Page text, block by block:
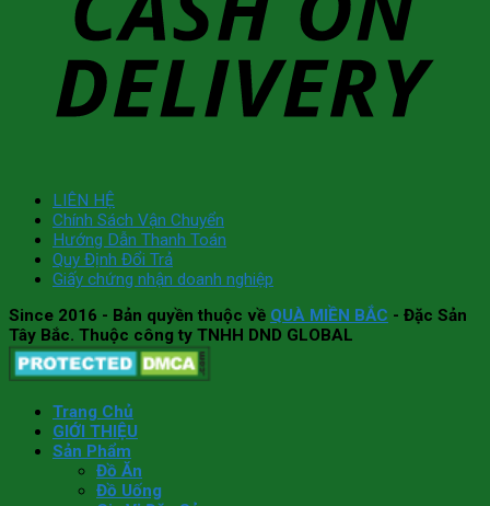
LIÊN HỆ
Chính Sách Vận Chuyển
Hướng Dẫn Thanh Toán
Quy Định Đổi Trả
Giấy chứng nhận doanh nghiệp
Since 2016 - Bản quyền thuộc về QUÀ MIỀN BẮC - Đặc Sản
Tây Bắc. Thuộc công ty TNHH DND GLOBAL
Trang Chủ
GIỚI THIỆU
Sản Phẩm
Đồ Ăn
Đồ Uống